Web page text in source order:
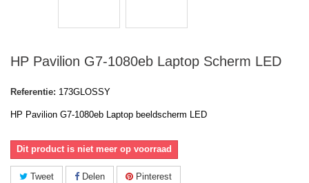
HP Pavilion G7-1080eb Laptop Scherm LED
Referentie: 173GLOSSY
HP Pavilion G7-1080eb Laptop beeldscherm LED
Dit product is niet meer op voorraad
Tweet Delen Pinterest